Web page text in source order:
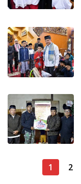
Navigasi
1 2